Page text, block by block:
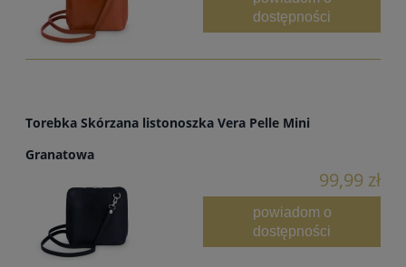
dostępności
Torebka Skórzana listonoszka Vera Pelle Mini
Granatowa
99,99 zł
powiadom o
dostępności